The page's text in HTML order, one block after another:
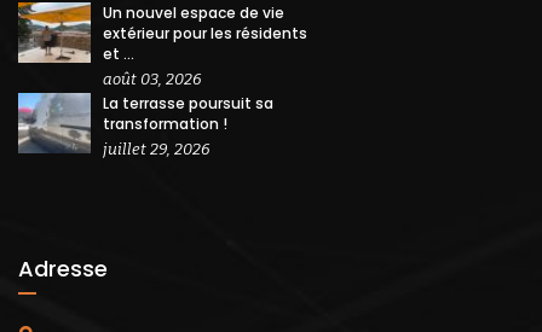
Un nouvel espace de vie
extérieur pour les résidents
et ...
août 03, 2026
La terrasse poursuit sa
transformation !
juillet 29, 2026
Adresse